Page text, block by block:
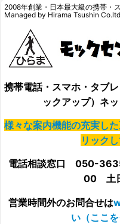
2008年創業・日本最大級の携帯・
Managed by Hirama Tsushin Co.ltd
携帯電話・スマホ・タブ
ックアップ）ネ
様々な案内機能の充実し
リック
電話相談窓口 050-
00 土
営業時間外のお問合せは
い（ここを